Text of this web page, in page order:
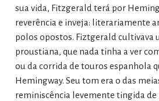
sua vida, Fitzgerald terá por
reverência e inveja: literariamente
polos opostos. Fiztgerald cultivava
proustiana, que nada tinha a ver
ou da corrida de touros espanhola
Hemingway. Seu tom era o das
reminiscência levemente tingida